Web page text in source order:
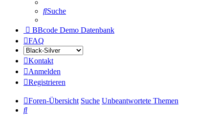
Suche
BBcode Demo Datenbank
FAQ
Kontakt
Anmelden
Registrieren
Foren-Übersicht Suche Unbeantwortete Themen
Suche